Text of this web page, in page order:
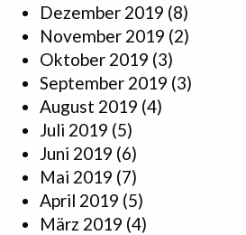
Dezember 2019 (8)
November 2019 (2)
Oktober 2019 (3)
September 2019 (3)
August 2019 (4)
Juli 2019 (5)
Juni 2019 (6)
Mai 2019 (7)
April 2019 (5)
März 2019 (4)